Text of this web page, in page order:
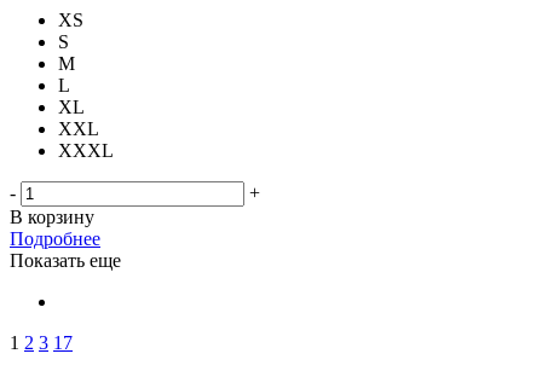
XS
S
M
L
XL
XXL
XXXL
-
+
В корзину
Подробнее
Показать еще
1 2 3 17